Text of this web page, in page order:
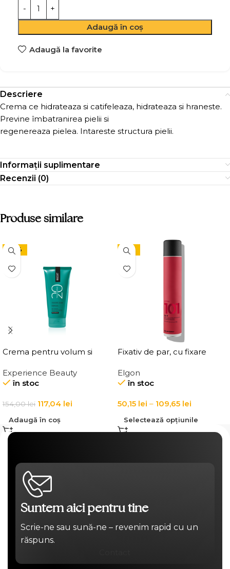
Adaugă în coș
Adaugă la favorite
Descriere
Crema ce hidrateaza si catifeleaza, hidrateaza si hraneste.
Previne îmbatranirea pielii si
regenereaza pielea. Intareste structura pielii.
Informații suplimentare
Recenzii (0)
Produse similare
-24%
Crema pentru volum si
Elgon 20 Volumizing
Thickening Cream
Experience Beauty
în stoc
154,00lei 117,04 lei
Adaugă în coș
-15%
Fixativ de par, cu fixare
Fix It Hairspray
Elgon
în stoc
50,15 lei – 109,65 lei
Selectează opțiunile
Suntem aici pentru tine
Scrie-ne sau sună-ne – revenim rapid cu un
răspuns.